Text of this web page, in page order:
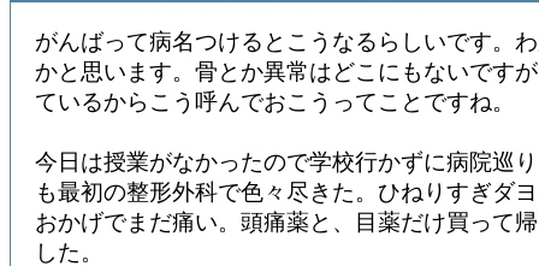
がんばって病名つけるとこうなるらしいです。
かと思います。骨とか異常はどこにもないです
ているからこう呼んでおこうってことですね。
今日は授業がなかったので学校行かずに病院巡
も最初の整形外科で色々尽きた。ひねりすぎ
おかげでまだ痛い。頭痛薬と、目薬だけ買って
した。